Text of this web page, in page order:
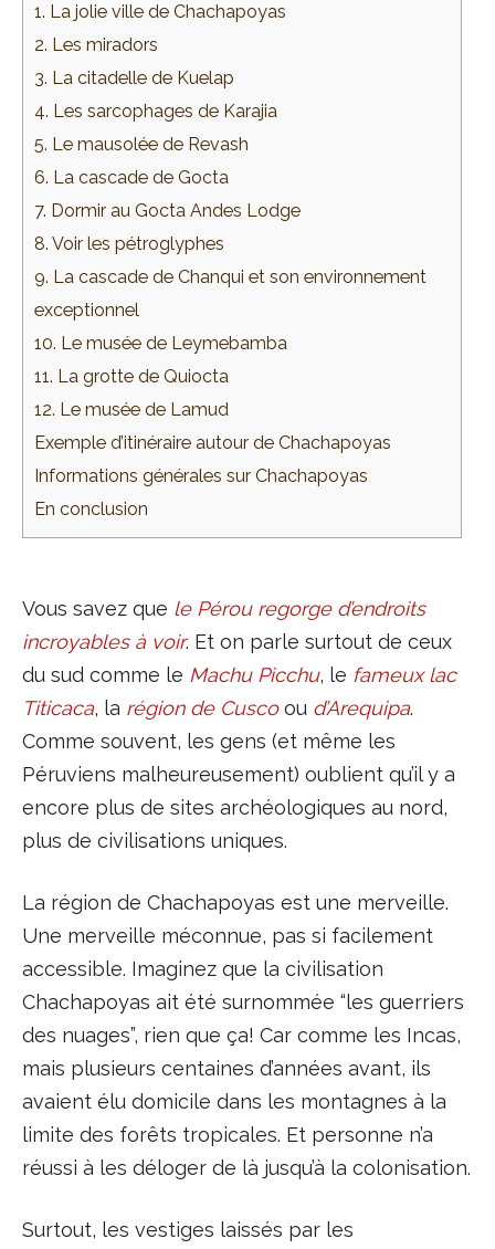
1. La jolie ville de Chachapoyas
2. Les miradors
3. La citadelle de Kuelap
4. Les sarcophages de Karajia
5. Le mausolée de Revash
6. La cascade de Gocta
7. Dormir au Gocta Andes Lodge
8. Voir les pétroglyphes
9. La cascade de Chanqui et son environnement
exceptionnel
10. Le musée de Leymebamba
11. La grotte de Quiocta
12. Le musée de Lamud
Exemple d’itinéraire autour de Chachapoyas
Informations générales sur Chachapoyas
En conclusion
Vous savez que le Pérou regorge d’endroits
incroyables à voir. Et on parle surtout de ceux
du sud comme le Machu Picchu, le fameux lac
Titicaca, la région de Cuscoou d’Arequipa.
Comme souvent, les gens (et même les
Péruviens malheureusement) oublient qu’il y a
encore plus de sites archéologiques au nord,
plus de civilisations uniques.
La région de Chachapoyas est une merveille.
Une merveille méconnue, pas si facilement
accessible. Imaginez que la civilisation
Chachapoyas ait été surnommée “les guerriers
des nuages”, rien que ça! Car comme les Incas,
mais plusieurs centaines d’années avant, ils
avaient élu domicile dans les montagnes à la
limite des forêts tropicales. Et personne n’a
réussi à les déloger de là jusqu’à la colonisation.
Surtout, les vestiges laissés par les